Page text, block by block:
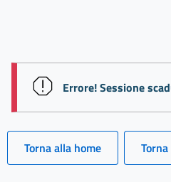
session id:
Errore! Sessione
Torna alla home